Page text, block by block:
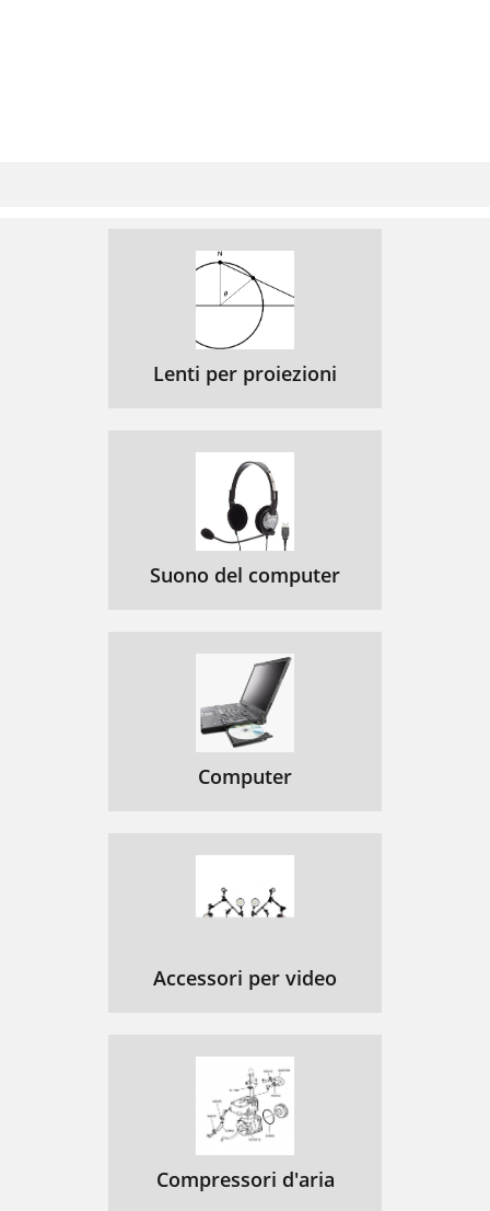
Lenti per proiezioni
Suono del computer
Computer
Accessori per video
Compressori d'aria